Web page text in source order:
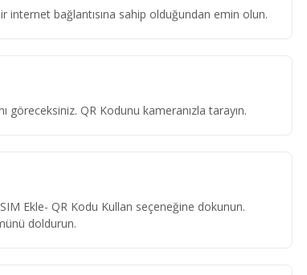
internet bağlantısına sahip olduğundan emin olun.
göreceksiniz. QR Kodunu kameranızla tarayın.
Ekle- QR Kodu Kullan seçeneğine dokunun.
doldurun.